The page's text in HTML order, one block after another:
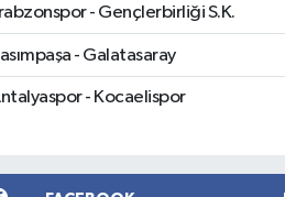
- Gençlerbirliği S.K.
- Galatasaray
- Kocaelispor